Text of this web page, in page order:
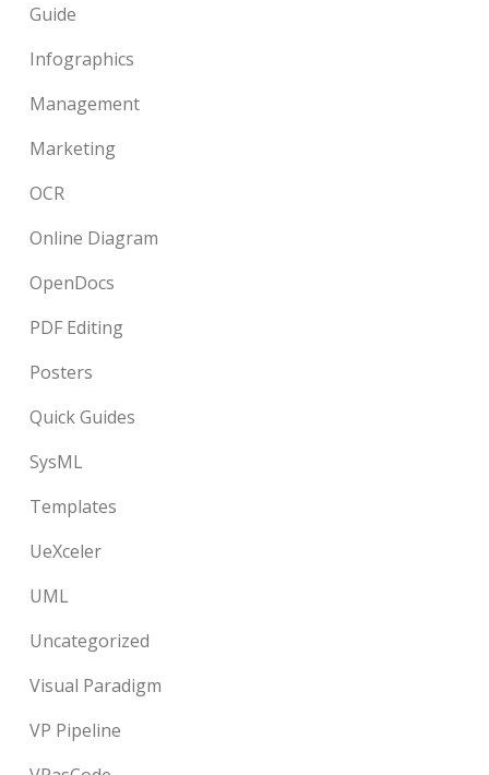
Guide
Infographics
Management
Marketing
OCR
Online Diagram
OpenDocs
PDF Editing
Posters
Quick Guides
SysML
Templates
UeXceler
UML
Uncategorized
Visual Paradigm
VP Pipeline